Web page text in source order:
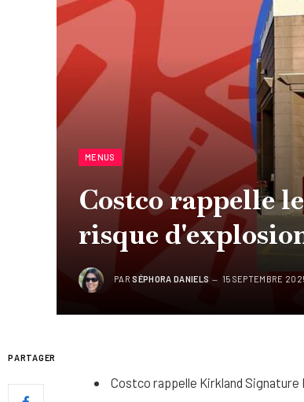
MENUS
Costco rappelle
risque
PAR SÉPHORA DANIELS 15 SEPTEMBRE
PARTAGER
Costco rappelle Kirkland Signature